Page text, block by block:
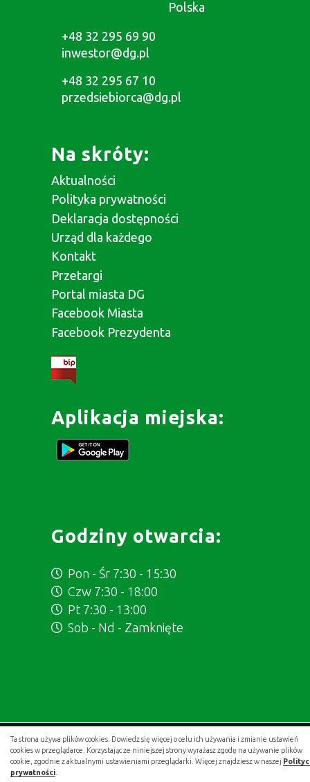
Ta strona używa plików cookies. Dowiedz się więcej o celu ich używania i zmianie ustawień
cookies w przeglądarce. Korzystając ze niniejszej strony wyrażasz zgodę na używanie plików
cookie, zgodnie z aktualnymi ustawieniami przeglądarki. Więcej znajdziesz w naszej
prywatności
Polska
+48 32 295 69 90
inwestor@dg.pl
+48 32 295 67 10
przedsiebiorca@dg.pl
Na skróty:
Aktualności
Polityka prywatności
Deklaracja dostępności
Urząd dla każdego
Kontakt
Przetargi
Portal miasta DG
Facebook Miasta
Facebook Prezydenta
Aplikacja miejska:
Godziny otwarcia:
Pon - Śr 7:30 - 15:30
Czw 7:30 - 18:00
Pt 7:30 - 13:00
Sob - Nd - Zamknięte
Projekt i wykonanie:.gold studio digital